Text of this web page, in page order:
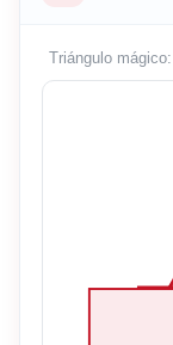
Triángulo